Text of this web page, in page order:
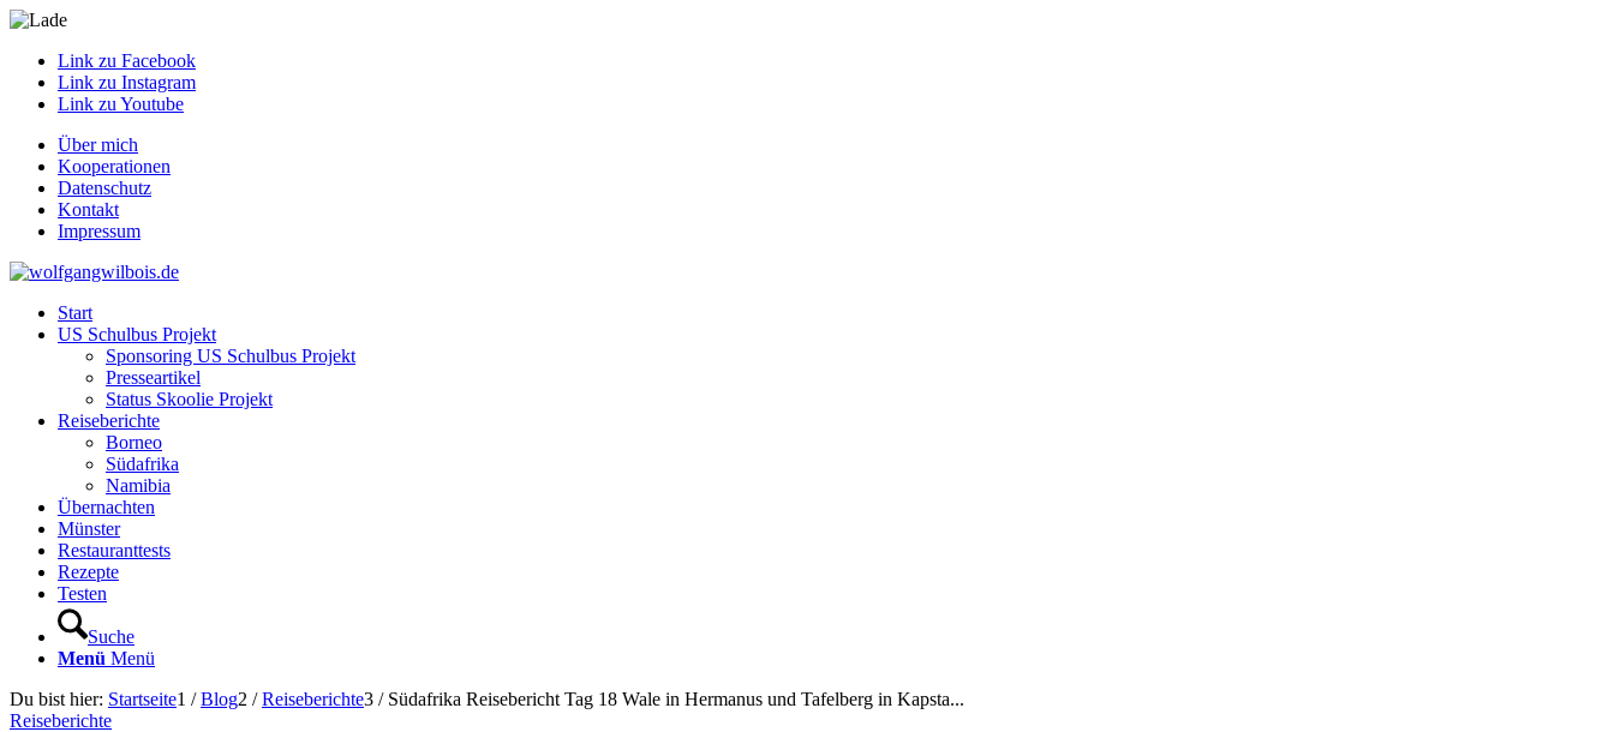
Link zu Facebook
Link zu Instagram
Link zu Youtube
Über mich
Kooperationen
Datenschutz
Kontakt
Impressum
Start
US Schulbus Projekt
Sponsoring US Schulbus Projekt
Presseartikel
Status Skoolie Projekt
Reiseberichte
Borneo
Südafrika
Namibia
Übernachten
Münster
Restauranttests
Rezepte
Testen
Suche
Menü Menü
Du bist hier: Startseite1 / Blog2 / Reiseberichte3 / Südafrika Reisebericht Tag 18 Wale in Hermanus und Tafelberg in Kapsta...
Reiseberichte